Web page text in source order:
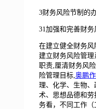
3财务风险节制的
31加强和完善财
在建立健全财务
建立财务风险管
职责,厘清财务风
险管理目标,奥鹏
理、化学、生物
术、思想品德和
务看，不同工作